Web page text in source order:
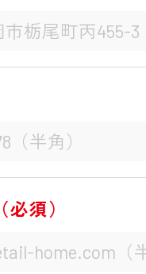
（必須）